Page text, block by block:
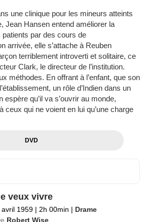
une clinique pour les mineurs atteints
Jean Hansen entend améliorer la
par des cours de
arrivée, elle s’attache à Reuben
terriblement introverti et solitaire, ce
Clark, le directeur de l’institution.
méthodes. En offrant à l’enfant, que son
un rôle d’Indien dans un
qu’il va s’ouvrir au monde,
ceux qui ne voient en lui qu’une charge
DVD
veux vivre
avril 1959 | 2h 00min | Drame
Robert Wise